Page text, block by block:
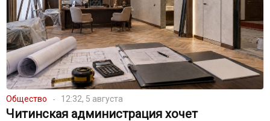
Общество 12:32, 5 августа
Читинская администрация хочет